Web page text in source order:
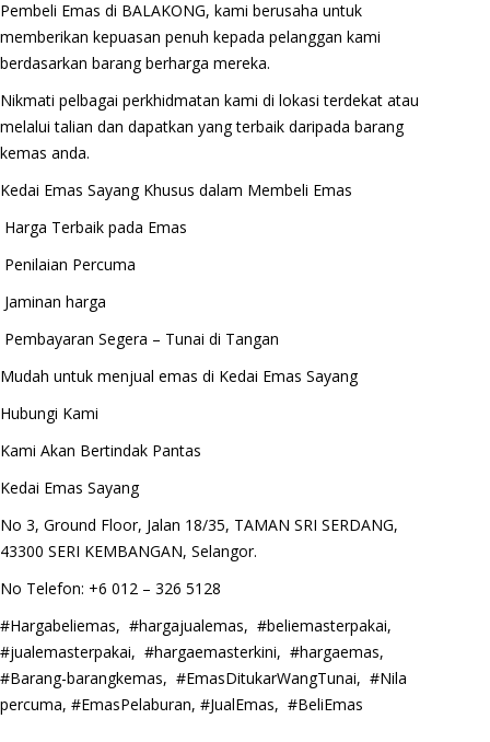
Pembeli Emas di BALAKONG, kami berusaha untuk
memberikan kepuasan penuh kepada pelanggan kami
berdasarkan barang berharga mereka.
Nikmati pelbagai perkhidmatan kami di lokasi terdekat atau
melalui talian dan dapatkan yang terbaik daripada barang
kemas anda.
Kedai Emas Sayang Khusus dalam Membeli Emas
Harga Terbaik pada Emas
Penilaian Percuma
Jaminan harga
Pembayaran Segera – Tunai di Tangan
Mudah untuk menjual emas di Kedai Emas Sayang
Hubungi Kami
Kami Akan Bertindak Pantas
Kedai Emas Sayang
No 3, Ground Floor, Jalan 18/35, TAMAN SRI SERDANG,
43300 SERI KEMBANGAN, Selangor.
No Telefon: +6 012 – 326 5128
#Hargabeliemas, #hargajualemas, #beliemasterpakai,
#jualemasterpakai, #hargaemasterkini, #hargaemas,
#Barang-barangkemas, #EmasDitukarWangTunai, #Nila
percuma, #EmasPelaburan, #JualEmas, #BeliEmas